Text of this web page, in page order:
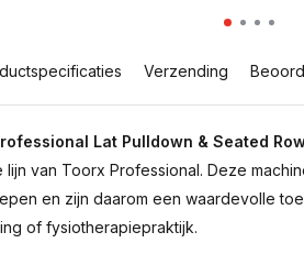
Verzending
Lat Pulldown & Seated
lijn van Toorx Professional. Deze
en zijn daarom een waardevolle
of fysiotherapiepraktijk.